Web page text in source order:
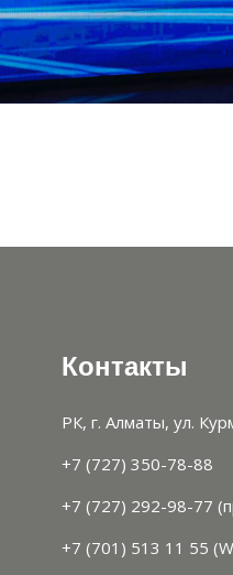
Контакты
РК, г. Алматы, ул.
+7 (727) 350-78-88
+7 (727) 292-98-77
+7 (701) 513 11 55